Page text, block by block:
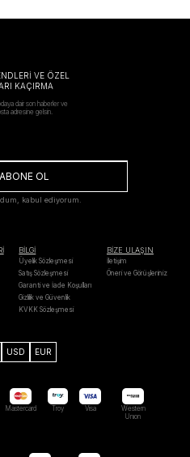
VE ÖZEL
KAÇIRMA
dair son haberler ve
adresine gelsin.
OL
kabul ediyorum.
BİLGİ
Üyelik Sözleşmesi
Satış Sözleşmesi
Garanti ve İade Koşulları
Gizlilik ve Güvenlik
KVKK Sözleşmesi
BİZE ULAŞIN
İletişim
Öneri ve Görüşleriniz
USD EUR
Mastercard Troy Visa
Western
Unıon